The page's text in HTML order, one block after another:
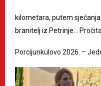
kilometara, putem
branitelj iz Petrinje…
Porcijunkulovo 2026. –